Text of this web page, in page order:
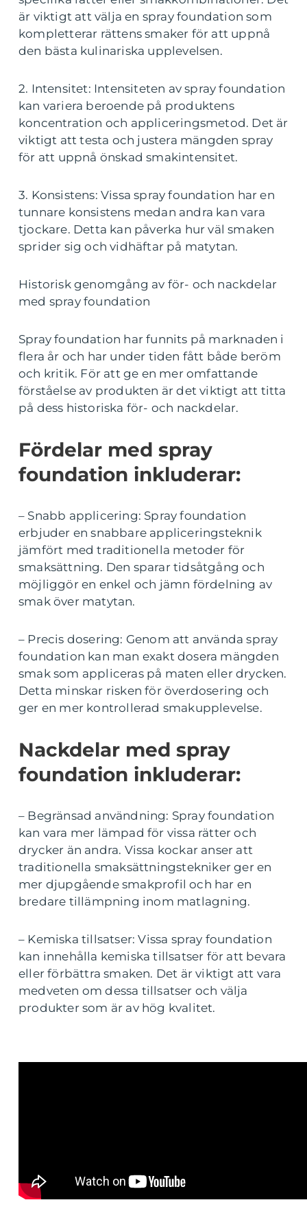
är viktigt att välja en spray foundation som
kompletterar rättens smaker för att uppnå
den bästa kulinariska upplevelsen.
2. Intensitet: Intensiteten av spray foundation
kan variera beroende på produktens
koncentration och appliceringsmetod. Det är
viktigt att testa och justera mängden spray
för att uppnå önskad smakintensitet.
3. Konsistens: Vissa spray foundation har en
tunnare konsistens medan andra kan vara
tjockare. Detta kan påverka hur väl smaken
sprider sig och vidhäftar på matytan.
Historisk genomgång av för- och nackdelar
med spray foundation
Spray foundation har funnits på marknaden i
flera år och har under tiden fått både beröm
och kritik. För att ge en mer omfattande
förståelse av produkten är det viktigt att titta
på dess historiska för- och nackdelar.
Fördelar med spray
foundation inkluderar:
– Snabb applicering: Spray foundation
erbjuder en snabbare appliceringsteknik
jämfört med traditionella metoder för
smaksättning. Den sparar tidsåtgång och
möjliggör en enkel och jämn fördelning av
smak över matytan.
– Precis dosering: Genom att använda spray
foundation kan man exakt dosera mängden
smak som appliceras på maten eller drycken.
Detta minskar risken för överdosering och
ger en mer kontrollerad smakupplevelse.
Nackdelar med spray
foundation inkluderar:
– Begränsad användning: Spray foundation
kan vara mer lämpad för vissa rätter och
drycker än andra. Vissa kockar anser att
traditionella smaksättningstekniker ger en
mer djupgående smakprofil och har en
bredare tillämpning inom matlagning.
– Kemiska tillsatser: Vissa spray foundation
kan innehålla kemiska tillsatser för att bevara
eller förbättra smaken. Det är viktigt att vara
medveten om dessa tillsatser och välja
produkter som är av hög kvalitet.